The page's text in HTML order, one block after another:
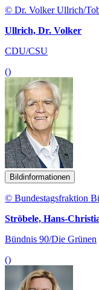
© Dr. Volker Ullrich/
Ullrich, Dr. Volker
CDU/CSU
()
Bildinformationen
© Bundestagsfraktion
Ströbele, Hans-
Bündnis 90/Die Grünen
()